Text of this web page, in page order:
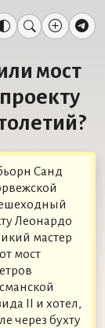
мост
Санд
Леонардо
мастер
мост
II и хотел,
через бухту